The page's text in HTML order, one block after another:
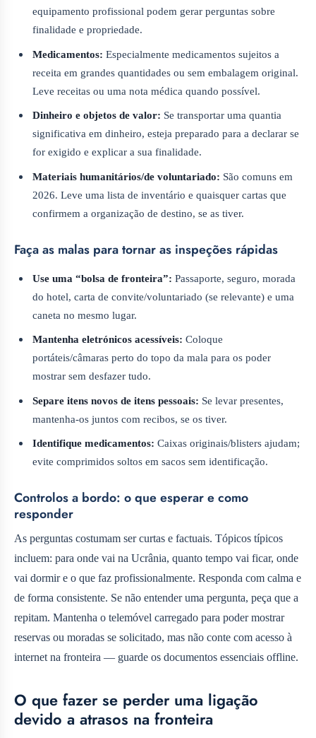
equipamento profissional podem gerar perguntas sobre
finalidade e propriedade.
Medicamentos: Especialmente medicamentos sujeitos a
receita em grandes quantidades ou sem embalagem original.
Leve receitas ou uma nota médica quando possível.
Dinheiro e objetos de valor: Se transportar uma quantia
significativa em dinheiro, esteja preparado para a declarar se
for exigido e explicar a sua finalidade.
Materiais humanitários/de voluntariado: São comuns em
2026. Leve uma lista de inventário e quaisquer cartas que
confirmem a organização de destino, se as tiver.
Faça as malas para tornar as inspeções rápidas
Use uma “bolsa de fronteira”: Passaporte, seguro, morada
do hotel, carta de convite/voluntariado (se relevante) e uma
caneta no mesmo lugar.
Mantenha eletrónicos acessíveis: Coloque
portáteis/câmaras perto do topo da mala para os poder
mostrar sem desfazer tudo.
Separe itens novos de itens pessoais: Se levar presentes,
mantenha-os juntos com recibos, se os tiver.
Identifique medicamentos: Caixas originais/blisters ajudam;
evite comprimidos soltos em sacos sem identificação.
Controlos a bordo: o que esperar e como
responder
As perguntas costumam ser curtas e factuais. Tópicos típicos
incluem: para onde vai na Ucrânia, quanto tempo vai ficar, onde
vai dormir e o que faz profissionalmente. Responda com calma e
de forma consistente. Se não entender uma pergunta, peça que a
repitam. Mantenha o telemóvel carregado para poder mostrar
reservas ou moradas se solicitado, mas não conte com acesso à
internet na fronteira — guarde os documentos essenciais offline.
O que fazer se perder uma ligação
devido a atrasos na fronteira